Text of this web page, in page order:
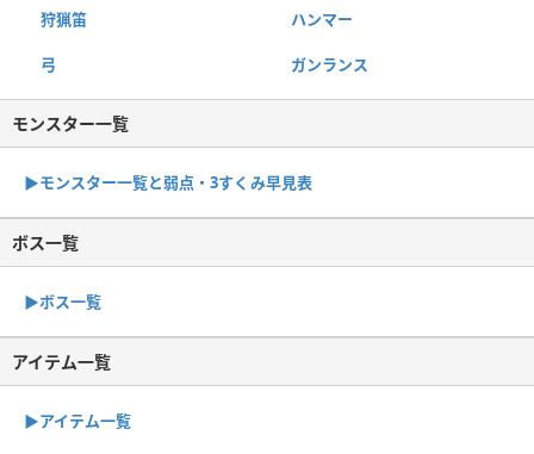
狩猟笛 ハンマー
弓 ガンランス
モンスター一覧
▶︎モンスター一覧と弱点・3すくみ早見表
ボス一覧
▶︎ボス一覧
アイテム一覧
▶アイテム一覧